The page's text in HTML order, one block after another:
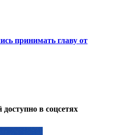
принимать главу от
в соцсетях